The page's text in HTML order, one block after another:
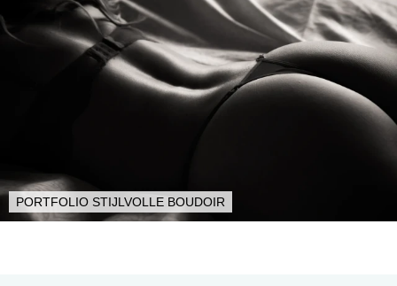
PORTFOLIO STIJLVOLLE BOUDOIR